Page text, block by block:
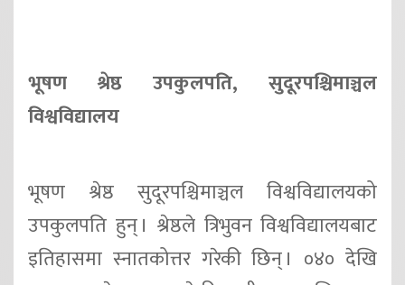
भूषण श्रेष्ठ उपकुलपति, सुदूरपश्चिमाञ्चल
विश्वविद्यालय
भूषण श्रेष्ठ सुदूरपश्चिमाञ्चल विश्वविद्यालयको
उपकुलपति हुन् । श्रेष्ठले त्रिभुवन विश्वविद्यालयबाट
इतिहासमा स्नातकोत्तर गरेकी छिन् । ०४० देखि